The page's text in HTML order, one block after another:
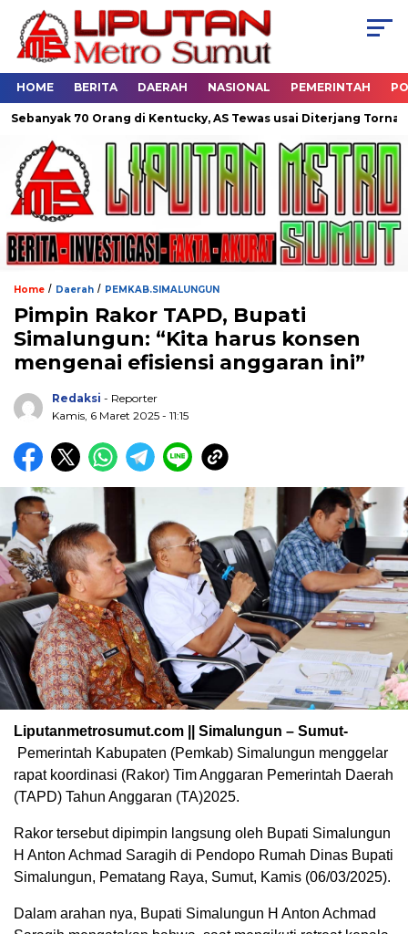
HOME BERITA DAERAH NASIONAL PEMERINTAH
Orang di Kentucky, AS Tewas usai Diterjang Tornado Dahsyat
Home / Daerah / PEMKAB.SIMALUNGUN
Pimpin Rakor TAPD, Bupati
Simalungun: “Kita harus konsen
mengenai efisiensi anggaran ini”
Redaksi - Reporter
Kamis, 6 Maret 2025 - 11:15
Liputanmetrosumut.com || Simalungun – Sumut-
Pemerintah Kabupaten (Pemkab) Simalungun menggelar
rapat koordinasi (Rakor) Tim Anggaran Pemerintah Daerah
(TAPD) Tahun Anggaran (TA)2025.
Rakor tersebut dipimpin langsung oleh Bupati Simalungun
H Anton Achmad Saragih di Pendopo Rumah Dinas Bupati
Simalungun, Pematang Raya, Sumut, Kamis (06/03/2025).
Dalam arahan nya, Bupati Simalungun H Anton Achmad